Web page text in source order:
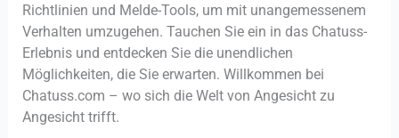
Richtlinien und Melde-Tools, um mit unangemessenem
Verhalten umzugehen. Tauchen Sie ein in das Chatuss-
Erlebnis und entdecken Sie die unendlichen
Möglichkeiten, die Sie erwarten. Willkommen bei
Chatuss.com – wo sich die Welt von Angesicht zu
Angesicht trifft.